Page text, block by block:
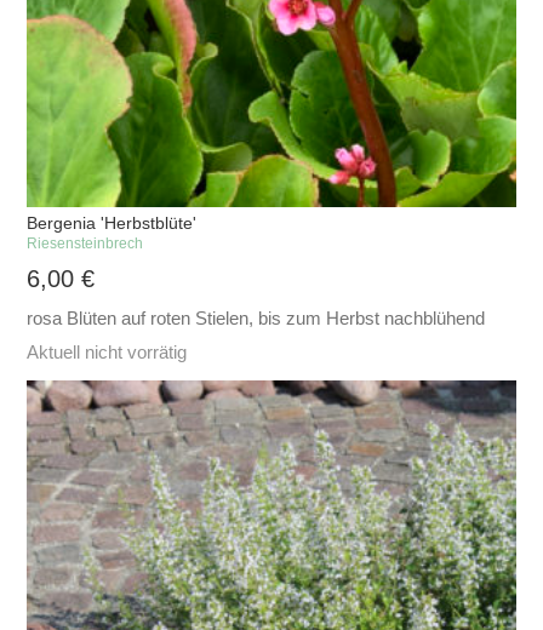
Bergenia 'Herbstblüte'
Riesensteinbrech
6,00€
rosa Blüten auf roten Stielen, bis zum Herbst nachblühend
Aktuell nicht vorrätig